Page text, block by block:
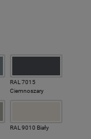
RAL 7015
Ciemnoszary
RAL 9010 Biały